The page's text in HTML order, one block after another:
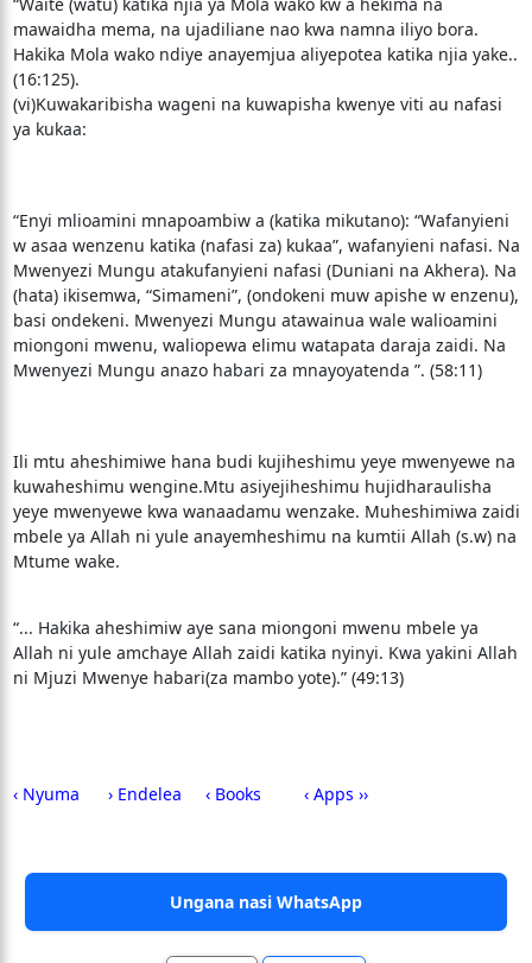
mawaidha mema, na ujadiliane nao kwa namna iliyo bora.
Hakika Mola wako ndiye anayemjua aliyepotea katika njia yake..
(16:125).
(vi)Kuwakaribisha wageni na kuwapisha kwenye viti au nafasi
ya kukaa:
“Enyi mlioamini mnapoambiw a (katika mikutano): “Wafanyieni
w asaa wenzenu katika (nafasi za) kukaa”, wafanyieni nafasi. Na
Mwenyezi Mungu atakufanyieni nafasi (Duniani na Akhera). Na
(hata) ikisemwa, “Simameni”, (ondokeni muw apishe w enzenu),
basi ondekeni. Mwenyezi Mungu atawainua wale walioamini
miongoni mwenu, waliopewa elimu watapata daraja zaidi. Na
Mwenyezi Mungu anazo habari za mnayoyatenda ”. (58:11)
Ili mtu aheshimiwe hana budi kujiheshimu yeye mwenyewe na
kuwaheshimu wengine.Mtu asiyejiheshimu hujidharaulisha
yeye mwenyewe kwa wanaadamu wenzake. Muheshimiwa zaidi
mbele ya Allah ni yule anayemheshimu na kumtii Allah (s.w) na
Mtume wake.
“... Hakika aheshimiw aye sana miongoni mwenu mbele ya
Allah ni yule amchaye Allah zaidi katika nyinyi. Kwa yakini Allah
ni Mjuzi Mwenye habari(za mambo yote).” (49:13)
‹ Nyuma › Endelea ‹ Books ‹ Apps ››
Ungana nasi WhatsApp